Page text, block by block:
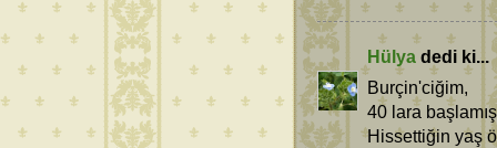
Hülya dedi ki...
Burçin'ciğim,
40 lara
Hissettiğin yaş